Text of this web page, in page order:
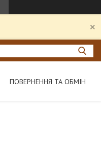
ПОВЕРНЕННЯ ТА ОБМІН